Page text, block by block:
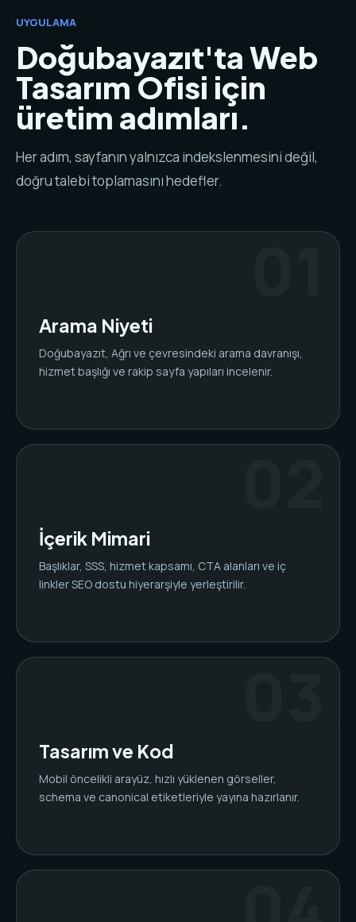
UYGULAMA
Doğubayazıt'ta Web
Tasarım Ofisi için
üretim adımları.
Her adım, sayfanın yalnızca indekslenmesini değil,
doğru talebi toplamasını hedefler.
Arama Niyeti
Doğubayazıt, Ağrı ve çevresindeki arama davranışı,
hizmet başlığı ve rakip sayfa yapıları incelenir.
İçerik Mimari
Başlıklar, SSS, hizmet kapsamı, CTA alanları ve iç
linkler SEO dostu hiyerarşiyle yerleştirilir.
Tasarım ve Kod
Mobil öncelikli arayüz, hızlı yüklenen görseller,
schema ve canonical etiketleriyle yayına hazırlanır.